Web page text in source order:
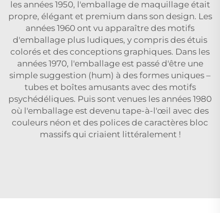
les années 1950, l'emballage de maquillage était
propre, élégant et premium dans son design. Les
années 1960 ont vu apparaître des motifs
d'emballage plus ludiques, y compris des étuis
colorés et des conceptions graphiques. Dans les
années 1970, l'emballage est passé d'être une
simple suggestion (hum) à des formes uniques –
tubes et boîtes amusants avec des motifs
psychédéliques. Puis sont venues les années 1980
où l'emballage est devenu tape-à-l'œil avec des
couleurs néon et des polices de caractères bloc
massifs qui criaient littéralement !